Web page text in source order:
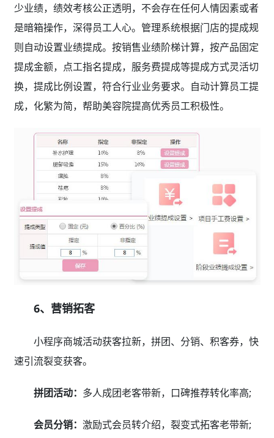
少业绩，绩效考核公正透明，不会存在任何人情因素或者
是暗箱操作，深得员工人心。管理系统根据门店的提成规
则自动设置业绩提成。按销售业绩阶梯计算，按产品固定
提成金额，点工指名提成，服务费提成等提成方式灵活切
换，提成比例设置，符合行业业务要求。自动计算员工提
成，化繁为简，帮助美容院提高优秀员工积极性。
6、营销拓客
小程序商城活动获客拉新，拼团、分销、积客券，快
速引流裂变获客。
拼团活动： 多人成团老客带新，口碑推荐转化率高;
会员分销： 激励式会员转介绍，裂变式拓客老带新;